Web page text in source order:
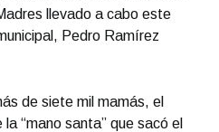
llevado a cabo este
Pedro Ramírez
de siete mil mamás, el
“mano santa” que sacó el